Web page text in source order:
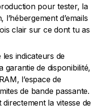
pour tester, la
d’emails
clair sur ce dont tu as
les indicateurs de
de disponibilité,
l’espace de
de bande passante.
la vitesse de